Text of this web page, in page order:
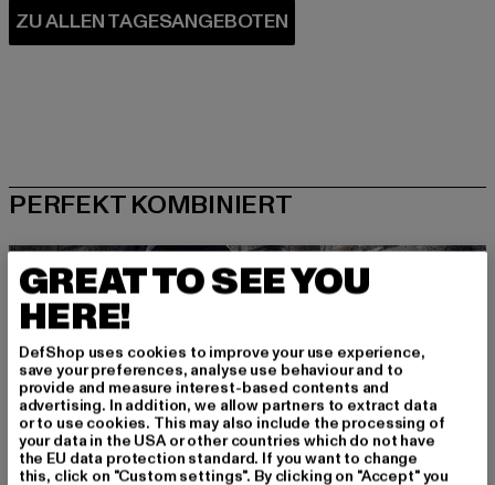
PERFEKT KOMBINIERT
GREAT TO SEE YOU
HERE!
DefShop uses cookies to improve your use experience,
save your preferences, analyse use behaviour and to
provide and measure interest-based contents and
advertising. In addition, we allow partners to extract data
or to use cookies. This may also include the processing of
your data in the USA or other countries which do not have
the EU data protection standard. If you want to change
this, click on "Custom settings". By clicking on "Accept" you